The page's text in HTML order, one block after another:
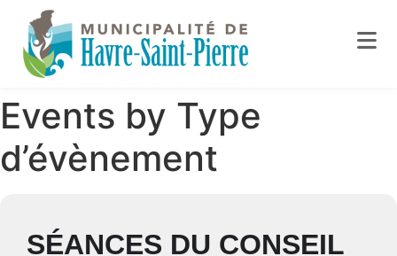
Events by Type
d’évènement
SÉANCES DU CONSEIL